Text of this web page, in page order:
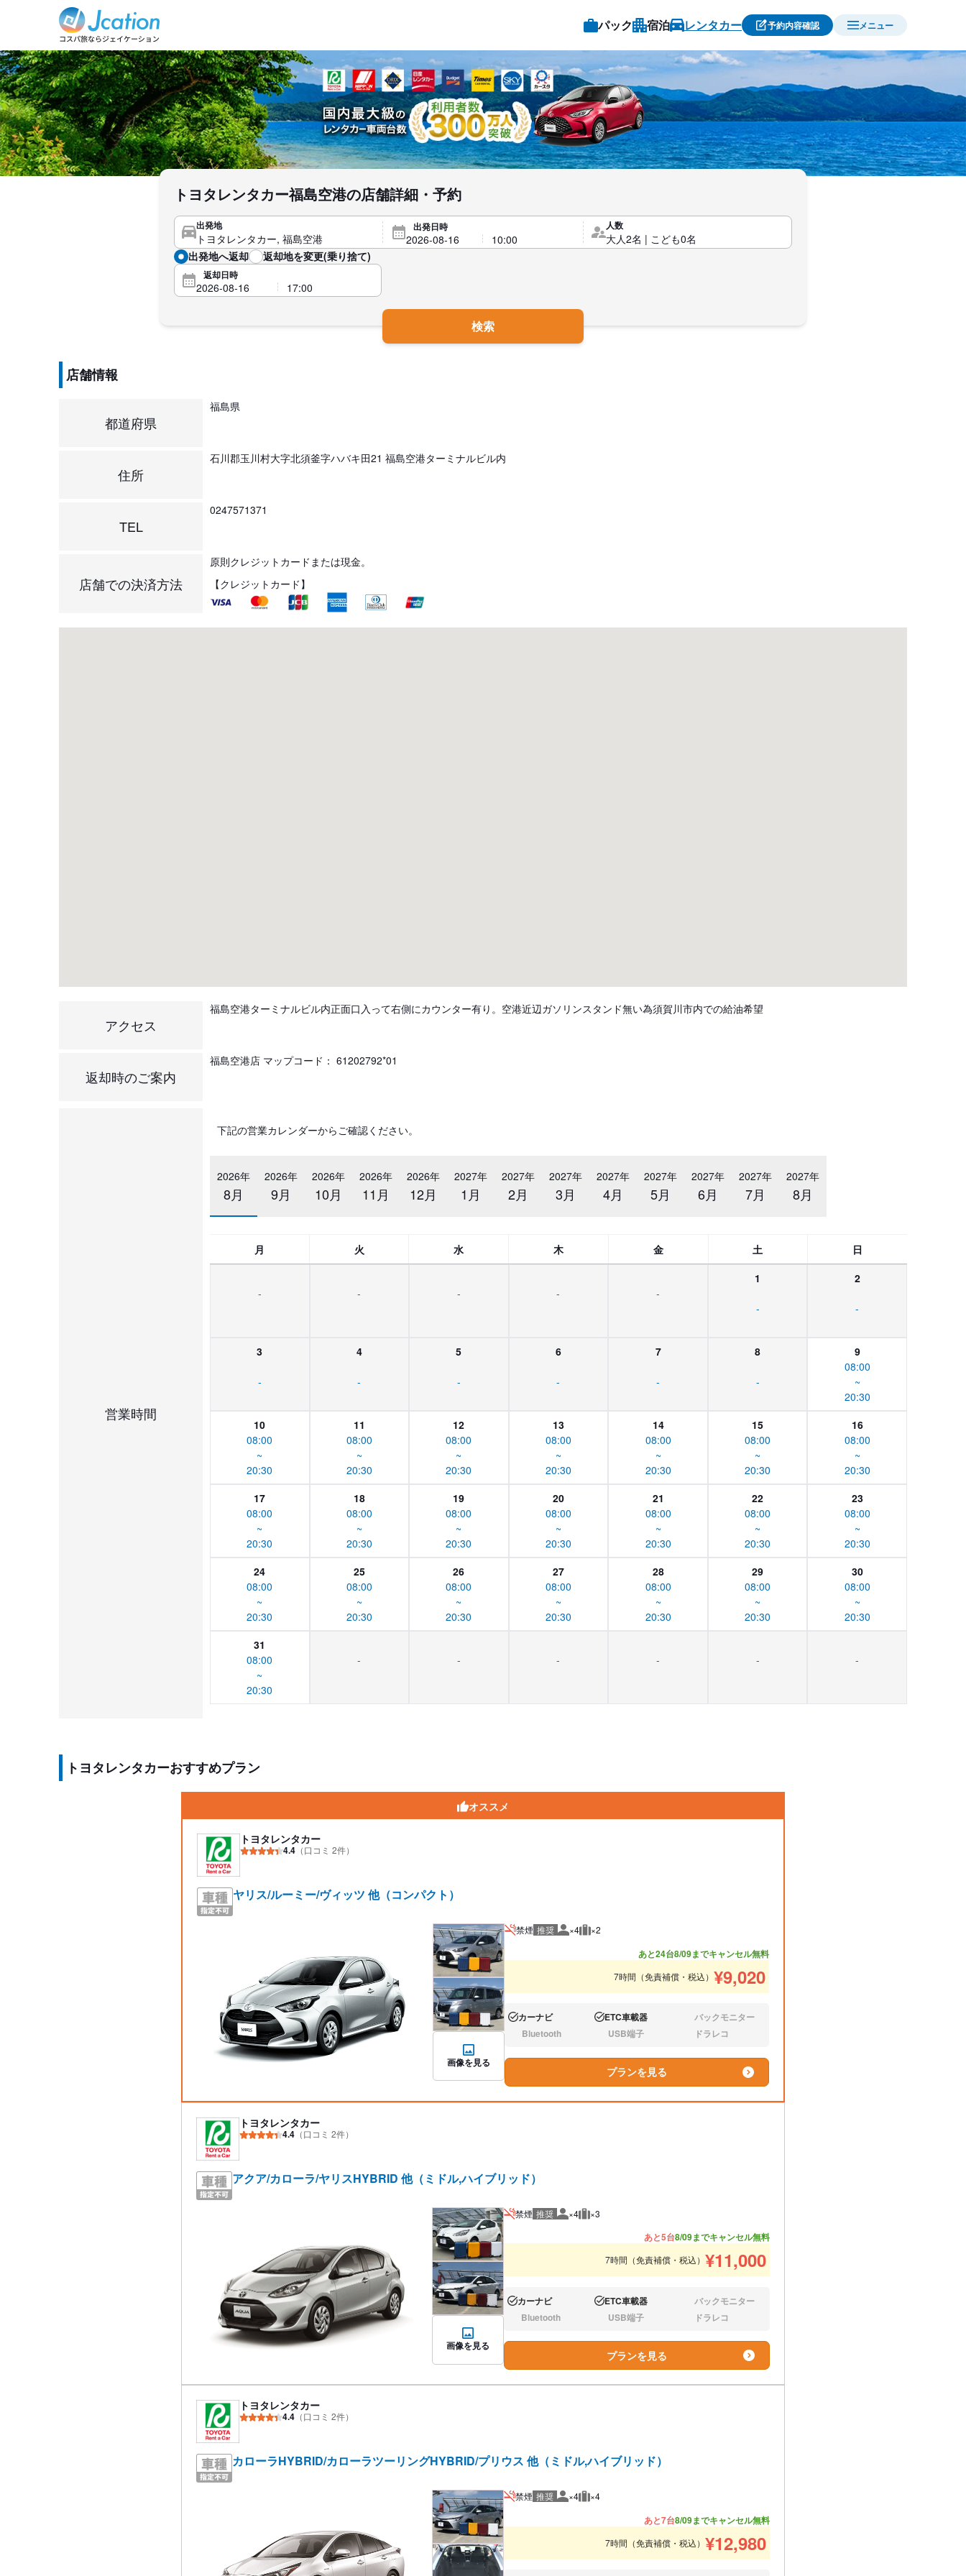
パック 宿泊 レンタカー 予約内容確認 メニュー
トヨタレンタカー福島空港の店舗詳細・予約
出発地 出発日時 人数
出発地へ返却 返却地を変更(乗り捨て)
返却日時
検索
店舗情報
都道府県
福島県
住所
石川郡玉川村大字北須釜字ハバキ田21 福島空港ターミナルビル内
TEL
0247571371
店舗での決済方法
原則クレジットカードまたは現金。
【クレジットカード】
アクセス
福島空港ターミナルビル内正面口入って右側にカウンター有り。空港近辺ガソリンスタンド無い為須賀川市内での給油希望
返却時のご案内
福島空港店 マップコード： 61202792*01
営業時間
下記の営業カレンダーからご確認ください。
2026年
8月
2026年
9月
2026年
10月
2026年
11月
2026年
12月
2027年
1月
2027年
2月
2027年
3月
2027年
4月
2027年
5月
2027年
6月
2027年
7月
2027年
8月
月 火 水 木 金 土 日
- - - - -
1
-
2
-
3
-
4
-
5
-
6
-
7
-
8
-
9
08:00
~
20:30
10
08:00
~
20:30
11
08:00
~
20:30
12
08:00
~
20:30
13
08:00
~
20:30
14
08:00
~
20:30
15
08:00
~
20:30
16
08:00
~
20:30
17
08:00
~
20:30
18
08:00
~
20:30
19
08:00
~
20:30
20
08:00
~
20:30
21
08:00
~
20:30
22
08:00
~
20:30
23
08:00
~
20:30
24
08:00
~
20:30
25
08:00
~
20:30
26
08:00
~
20:30
27
08:00
~
20:30
28
08:00
~
20:30
29
08:00
~
20:30
30
08:00
~
20:30
31
08:00
~
20:30
- - - - - -
トヨタレンタカーおすすめプラン
オススメ
トヨタレンタカー
4.4 （口コミ 2件）
ヤリス/ルーミー/ヴィッツ 他（コンパクト）
画像を見る
禁煙 推奨 推奨人数
×4 推奨荷物
×2
あと24台8/09までキャンセル無料
7時間（免責補償・税込） ¥9,020
あり:カーナビ あり:ETC車載器 なし:バックモニター
なし:Bluetooth なし:USB端子 なし:ドラレコ
プランを見る
トヨタレンタカー
4.4 （口コミ 2件）
アクア/カローラ/ヤリスHYBRID 他（ミドル,ハイブリッド）
画像を見る
禁煙 推奨 推奨人数
×4 推奨荷物
×3
あと5台8/09までキャンセル無料
7時間（免責補償・税込） ¥11,000
あり:カーナビ あり:ETC車載器 なし:バックモニター
なし:Bluetooth なし:USB端子 なし:ドラレコ
プランを見る
トヨタレンタカー
4.4 （口コミ 2件）
カローラHYBRID/カローラツーリングHYBRID/プリウス 他（ミドル,ハイブリッド）
禁煙 推奨 推奨人数
×4 推奨荷物
×4
あと7台8/09までキャンセル無料
7時間（免責補償・税込） ¥12,980